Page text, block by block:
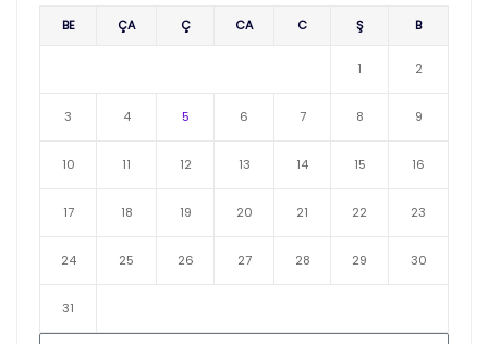
BE ÇA Ç CA C Ş B
1 2
3 4 5 6 7 8 9
10 11 12 13 14 15 16
17 18 19 20 21 22 23
24 25 26 27 28 29 30
31